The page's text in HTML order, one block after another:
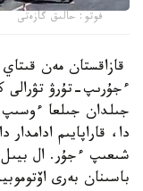
فوتو: حالىق گازەتى
ءجۇرىپ-تۇرۋ تۋرالى
جىلدان جىلعا ءوسىپ
دا، قاراپايىم
شىعىپ ءجۇر. ال
باسىنان بەرى